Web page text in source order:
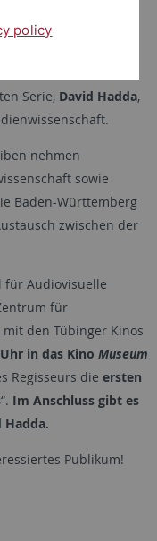
lehrt der
und mit dem
Serie, David Hadda,
nehmen
sowie
Baden-Württemberg
zwischen der
für Audiovisuelle
für
den Tübinger Kinos
in das Kino Museum
Regisseurs die ersten
“. Im Anschluss gibt es
Hadda.
Publikum!
policy